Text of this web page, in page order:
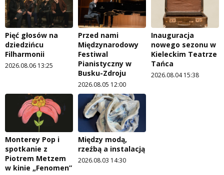
Pięć głosów na
dziedzińcu
Filharmonii
2026.08.06 13:25
Przed nami
Międzynarodowy
Festiwal
Pianistyczny w
Busku-Zdroju
2026.08.05 12:00
Inauguracja
nowego sezonu w
Kieleckim Teatrze
Tańca
2026.08.04 15:38
Monterey Pop i
spotkanie z
Piotrem Metzem
w kinie „Fenomen”
Między modą,
rzeźbą a instalacją
2026.08.03 14:30